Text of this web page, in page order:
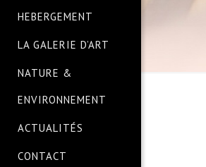
HEBERGEMENT
LA GALERIE D’ART
NATURE &
ENVIRONNEMENT
ACTUALITÉS
CONTACT